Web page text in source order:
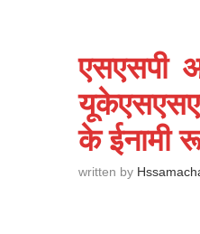
एसएसपी
के ईनामी
written by